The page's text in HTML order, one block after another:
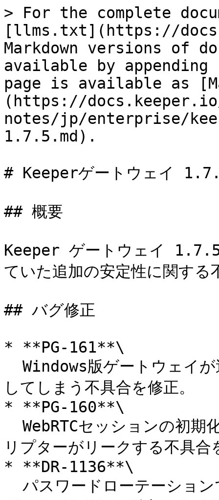
> For the complete
[llms.txt](https://
Markdown versions of
available by
page is available as
(https://
notes/jp/enterprise/
1.7.5.md).
# Keeperゲートウェイ
## 概要
Keeper ゲートウェイ
ていた追加の安定性に関する
## バグ修正
* **PG-161**\
してしまう不具合を修正。
* **PG-160**\
リプターがリークする不具合
* **DR-1136**\